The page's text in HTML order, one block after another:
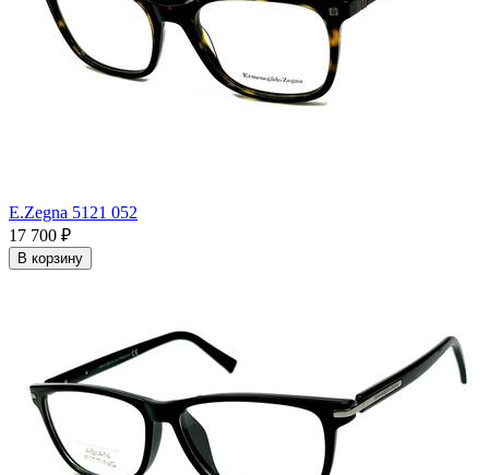
E.Zegna 5121 052
17 700 ₽
В корзину